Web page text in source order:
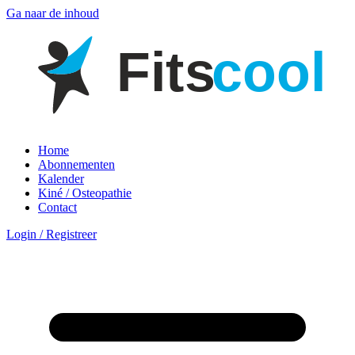
Ga naar de inhoud
Fitscool
Home
Abonnementen
Kalender
Kiné / Osteopathie
Contact
Login / Registreer